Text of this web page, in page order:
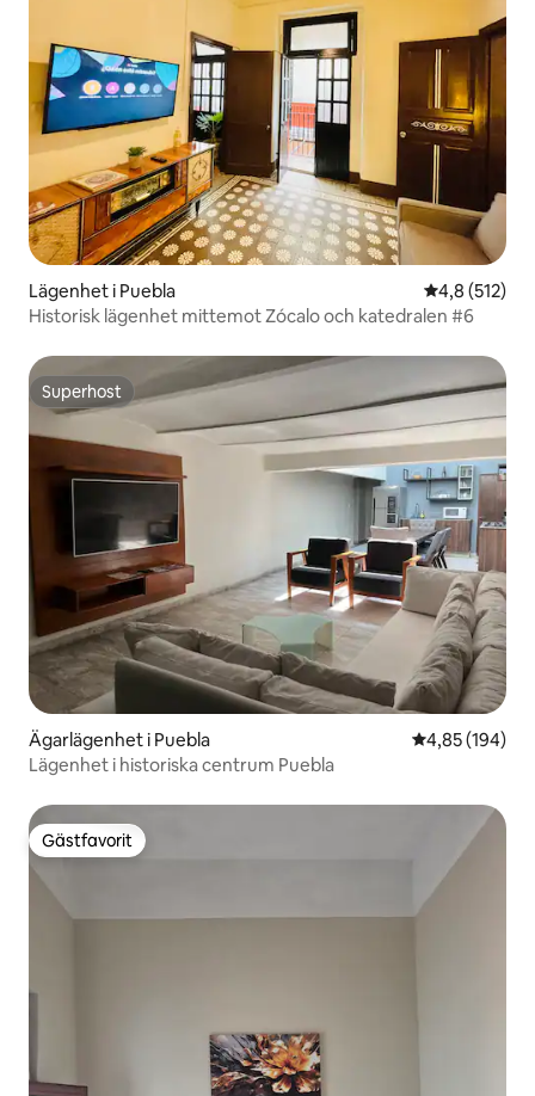
Lägenhet i Puebla 4,8 av 5 i
4,8 (512)
Historisk lägenhet mittemot Zócalo och katedralen #6
Superhost
Superhost
Ägarlägenhet i Puebla 4,85 av 5 i
4,85 (194)
Lägenhet i historiska centrum Puebla
Gästfavorit
Gästfavorit